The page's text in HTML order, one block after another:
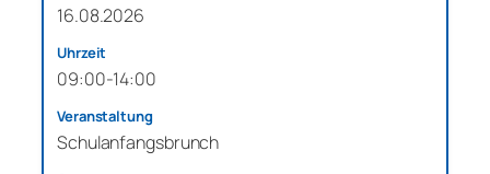
16.08.2026
09:00-14:00
Schulanfangsbrunch